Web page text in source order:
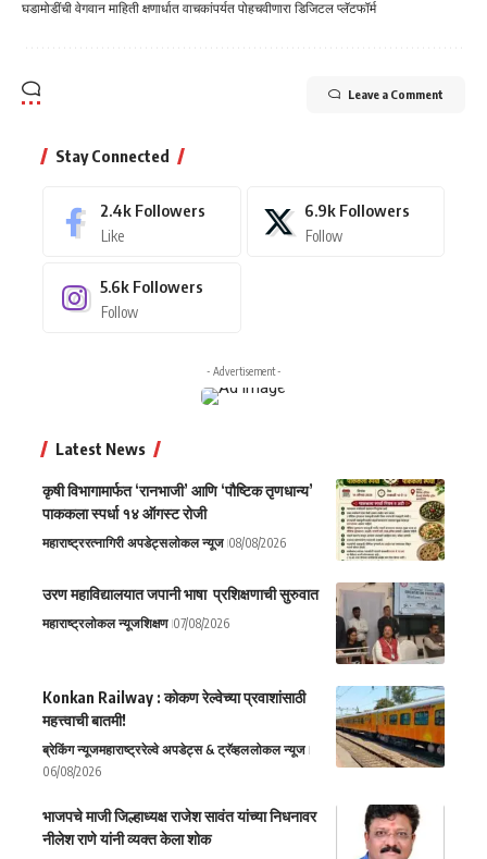
घडामोडींची वेगवान माहिती क्षणार्धात वाचकांपर्यत पोहचवीणारा डिजिटल प्लॅटफॉर्म
Leave a Comment
Stay Connected
2.4k Followers
Like
6.9k Followers
Follow
5.6k Followers
Follow
- Advertisement -
Latest News
कृषी विभागामार्फत ‘रानभाजी’ आणि ‘पौष्टिक तृणधान्य’
पाककला स्पर्धा १४ ऑगस्ट रोजी
महाराष्ट्ररत्नागिरी अपडेट्सलोकल न्यूज 08/08/2026
उरण महाविद्यालयात जपानी भाषा प्रशिक्षणाची सुरुवात
महाराष्ट्रलोकल न्यूजशिक्षण 07/08/2026
Konkan Railway : कोकण रेल्वेच्या प्रवाशांसाठी
महत्त्वाची बातमी!
ब्रेकिंग न्यूजमहाराष्ट्ररेल्वे अपडेट्स & ट्रॅव्हललोकल न्यूज
06/08/2026
भाजपचे माजी जिल्हाध्यक्ष राजेश सावंत यांच्या निधनावर
नीलेश राणे यांनी व्यक्त केला शोक